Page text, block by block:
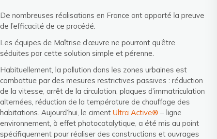
De nombreuses réalisations en France ont apporté la preuve
de l’efficacité de ce procédé.
Les équipes de Maîtrise d’œuvre ne pourront qu’être
séduites par cette solution simple et pérenne.
Habituellement, la pollution dans les zones urbaines est
combattue par des mesures restrictives passives : réduction
de la vitesse, arrêt de la circulation, plaques d’immatriculation
alternées, réduction de la température de chauffage des
habitations. Aujourd’hui, le ciment Ultra Active® – ligne
environnement, à effet photocatalytique, a été mis au point
spécifiquement pour réaliser des constructions et ouvrages